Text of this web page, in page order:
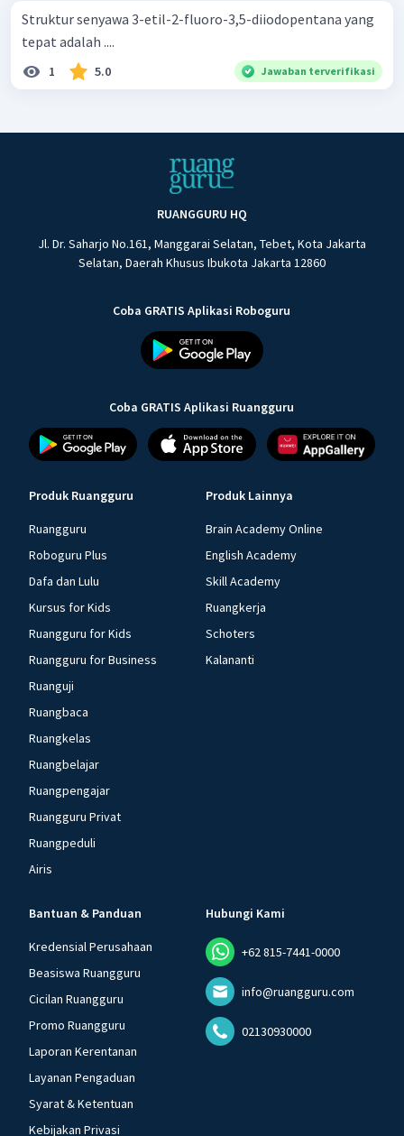
Struktur senyawa 3-etil-2-fluoro-3,5-diiodopentana yang
tepat adalah ....
1 5.0 Jawaban terverifikasi
RUANGGURU HQ
Jl. Dr. Saharjo No.161, Manggarai Selatan, Tebet, Kota Jakarta
Selatan, Daerah Khusus Ibukota Jakarta 12860
Coba GRATIS Aplikasi Roboguru
Coba GRATIS Aplikasi Ruangguru
Produk Ruangguru
Ruangguru
Roboguru Plus
Dafa dan Lulu
Kursus for Kids
Ruangguru for Kids
Ruangguru for Business
Ruanguji
Ruangbaca
Ruangkelas
Ruangbelajar
Ruangpengajar
Ruangguru Privat
Ruangpeduli
Airis
Produk Lainnya
Brain Academy Online
English Academy
Skill Academy
Ruangkerja
Schoters
Kalananti
Bantuan & Panduan
Kredensial Perusahaan
Beasiswa Ruangguru
Cicilan Ruangguru
Promo Ruangguru
Laporan Kerentanan
Layanan Pengaduan
Syarat & Ketentuan
Kebijakan Privasi
Hubungi Kami
+62 815-7441-0000
info@ruangguru.com
02130930000